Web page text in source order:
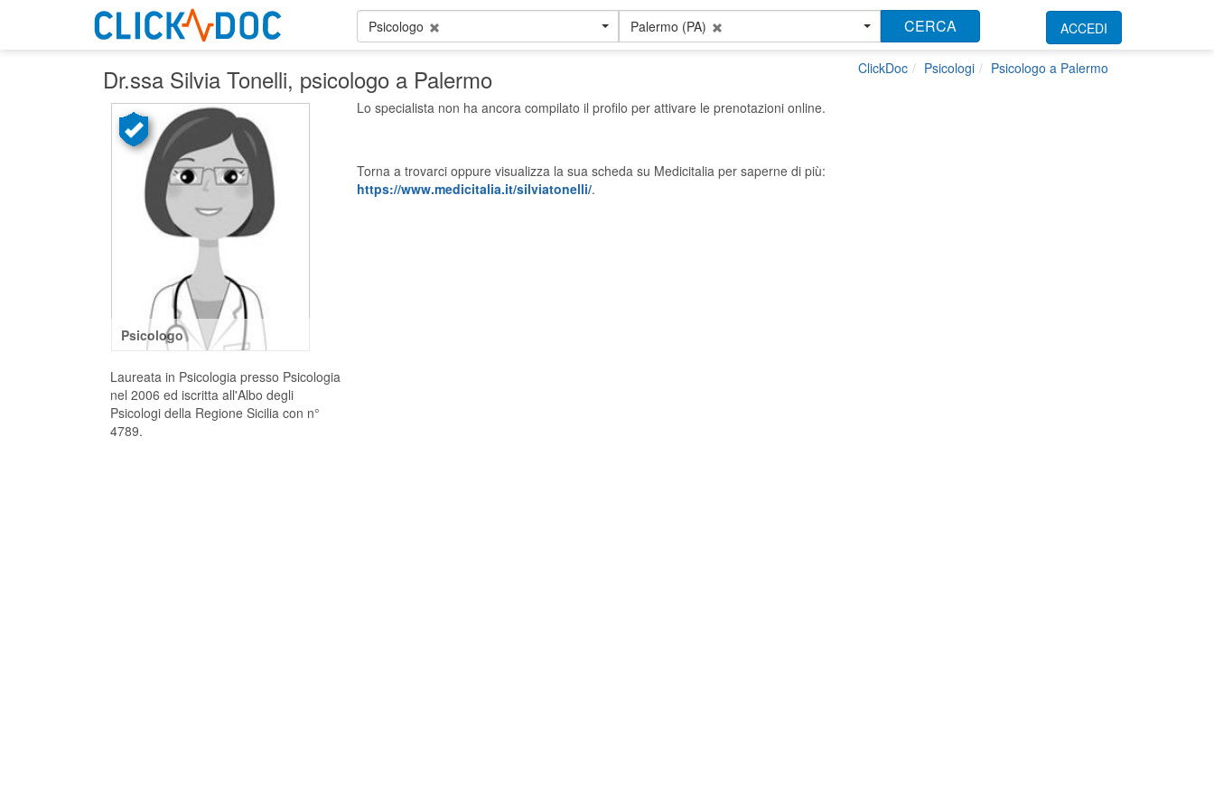
Psicologo Palermo (PA) CERCA ACCEDI
Dr.ssa Silvia Tonelli, psicologo a Palermo ClickDoc Psicologi Psicologo a Palermo
Psicologo
Laureata in Psicologia presso Psicologia
nel 2006 ed iscritta all'Albo degli
Psicologi della Regione Sicilia con n°
4789.
Lo specialista non ha ancora compilato il profilo per attivare le prenotazioni online.
Torna a trovarci oppure visualizza la sua scheda su Medicitalia per saperne di più:
https://www.medicitalia.it/silviatonelli/.